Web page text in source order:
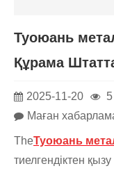
Туоюань
Құрама
2025-11-20
5
Маған
TheТуоюань
тиелгендіктен